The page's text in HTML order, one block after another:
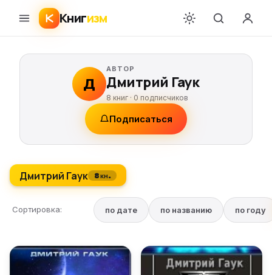
Книгизм
Д
АВТОР
Дмитрий Гаук
8 книг ·0 подписчиков
Подписаться
Дмитрий Гаук 8 кн.
Сортировка: по дате по названию по году